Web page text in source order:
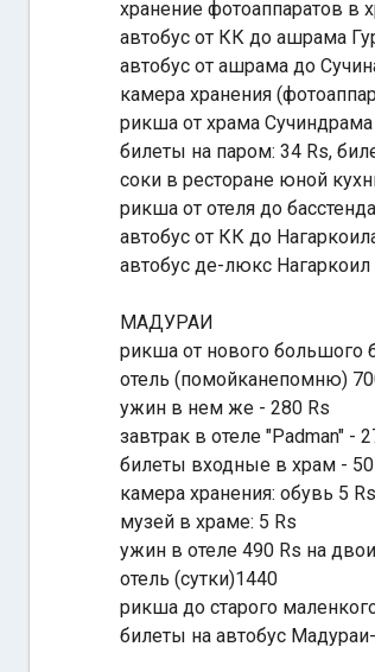
хранение фотоаппаратов в
автобус от КК до ашрама
автобус от ашрама до
камера хранения
рикша от храма
билеты на паром: 34 Rs,
соки в ресторане юной
рикша от отеля до
автобус от КК до
автобус де-люкс
МАДУРАИ
рикша от нового большого
отель (помойканепомню)
ужин в нем же - 280 Rs
завтрак в отеле "Padman" -
билеты входные в храм -
камера хранения: обувь 5
музей в храме: 5 Rs
ужин в отеле 490 Rs на
отель (сутки)1440
рикша до старого
билеты на автобус